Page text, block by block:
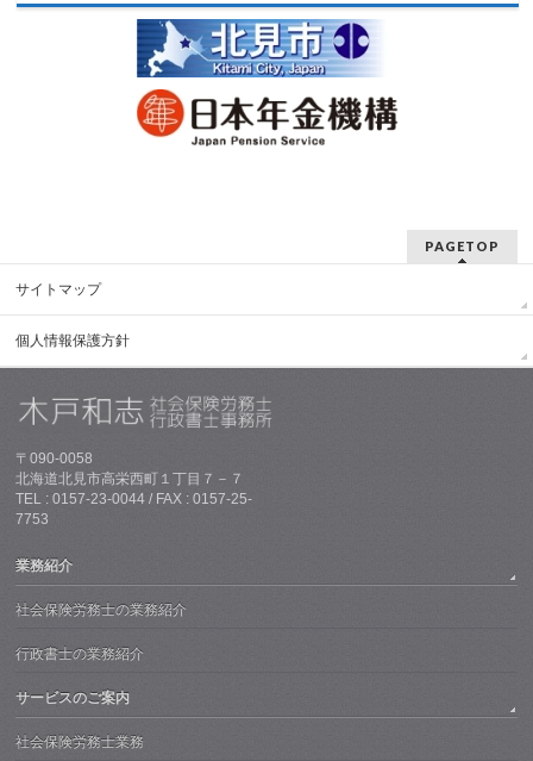
PAGETOP
サイトマップ
個人情報保護方針
〒090-0058
北海道北見市高栄西町１丁目７－７
TEL : 0157-23-0044 / FAX : 0157-25-
7753
業務紹介
社会保険労務士の業務紹介
行政書士の業務紹介
サービスのご案内
社会保険労務士業務